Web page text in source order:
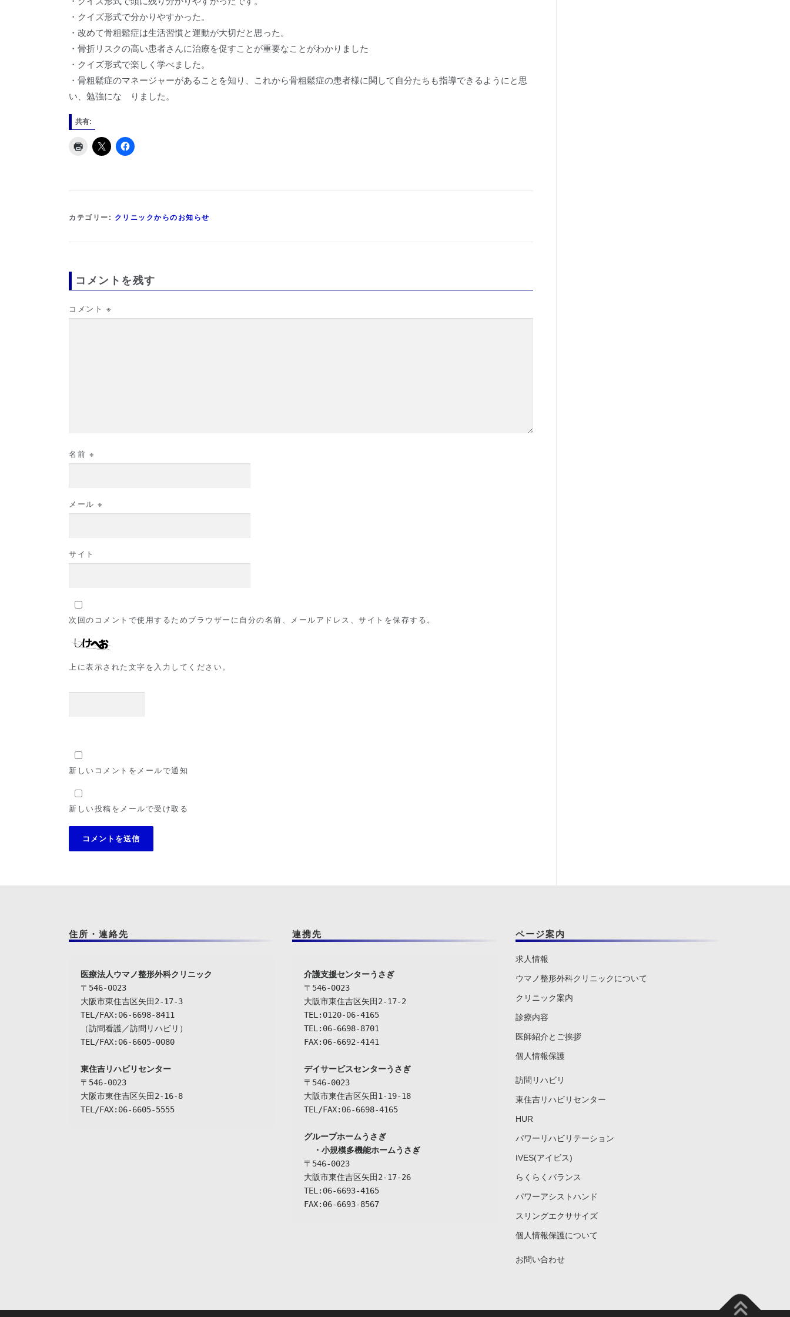
・クイズ形式で分かりやすかった。
・改めて骨粗鬆症は生活習慣と運動が大切だと思った。
・骨折リスクの高い患者さんに治療を促すことが重要なことがわかりました
・クイズ形式で楽しく学べました。
・骨粗鬆症のマネージャーがあることを知り、これから骨粗鬆症の患者様に関して自分たちも指導できるようにと思
い、勉強にな りました。
共有:
カテゴリー: クリニックからのお知らせ
コメントを残す
コメント ※
名前 ※
メール ※
サイト
次回のコメントで使用するためブラウザーに自分の名前、メールアドレス、サイトを保存する。
上に表示された文字を入力してください。
新しいコメントをメールで通知
新しい投稿をメールで受け取る
住所・連絡先
〒546-0023
大阪市東住吉区矢田2-17-3
TEL/FAX:06-6698-8411
（訪問看護／訪問リハビリ）
TEL/FAX:06-6605-0080
東住吉リハビリセンター
〒546-0023
大阪市東住吉区矢田2-16-8
TEL/FAX:06-6605-5555
連携先
介護支援センターうさぎ
〒546-0023
大阪市東住吉区矢田2-17-2
TEL:0120-06-4165
TEL:06-6698-8701
FAX:06-6692-4141
デイサービスセンターうさぎ
〒546-0023
大阪市東住吉区矢田1-19-18
TEL/FAX:06-6698-4165
グループホームうさぎ
  ・小規模多機能ホームうさぎ
〒546-0023
大阪市東住吉区矢田2-17-26
TEL:06-6693-4165
FAX:06-6693-8567
ページ案内
求人情報
ウマノ整形外科クリニックについて
クリニック案内
診療内容
医師紹介とご挨拶
個人情報保護
訪問リハビリ
東住吉リハビリセンター
HUR
パワーリハビリテーション
IVES(アイビス)
らくらくバランス
パワーアシストハンド
スリングエクササイズ
個人情報保護について
お問い合わせ